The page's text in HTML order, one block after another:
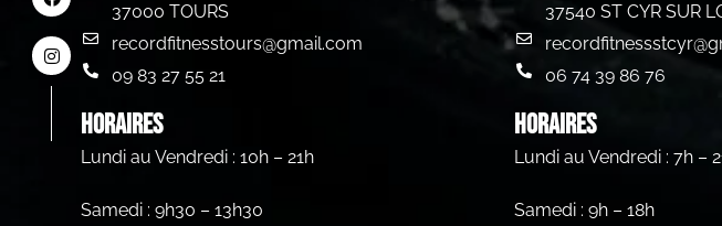
37000 TOURS
recordfitnesstours@gmail.com
09 83 27 55 21
HORAIRES
Lundi au Vendredi : 10h – 21h
Samedi : 9h30 – 13h30
37540 ST CYR SUR
06 74 39 86 76
HORAIRES
Lundi au Vendredi : 7h –
Samedi : 9h – 18h